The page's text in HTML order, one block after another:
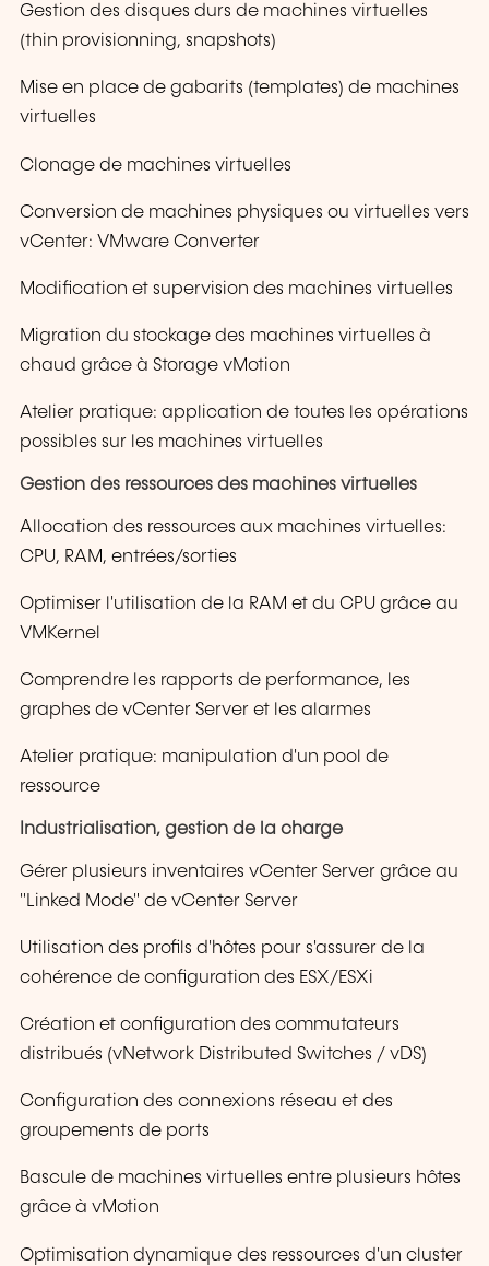
Gestion des disques durs de machines virtuelles
(thin provisionning, snapshots)
Mise en place de gabarits (templates) de machines
virtuelles
Clonage de machines virtuelles
Conversion de machines physiques ou virtuelles vers
vCenter: VMware Converter
Modification et supervision des machines virtuelles
Migration du stockage des machines virtuelles à
chaud grâce à Storage vMotion
Atelier pratique: application de toutes les opérations
possibles sur les machines virtuelles
Gestion des ressources des machines virtuelles
Allocation des ressources aux machines virtuelles:
CPU, RAM, entrées/sorties
Optimiser l'utilisation de la RAM et du CPU grâce au
VMKernel
Comprendre les rapports de performance, les
graphes de vCenter Server et les alarmes
Atelier pratique: manipulation d'un pool de
ressource
Industrialisation, gestion de la charge
Gérer plusieurs inventaires vCenter Server grâce au
"Linked Mode" de vCenter Server
Utilisation des profils d'hôtes pour s'assurer de la
cohérence de configuration des ESX/ESXi
Création et configuration des commutateurs
distribués (vNetwork Distributed Switches / vDS)
Configuration des connexions réseau et des
groupements de ports
Bascule de machines virtuelles entre plusieurs hôtes
grâce à vMotion
Optimisation dynamique des ressources d'un cluster